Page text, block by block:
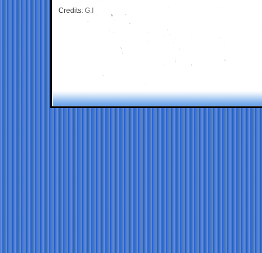
Credits: G.I